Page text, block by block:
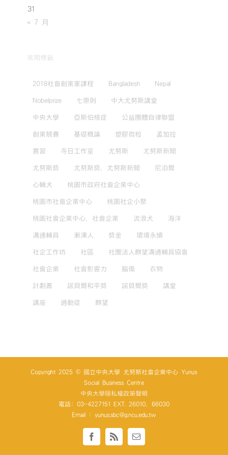
31
« 7 月
常用標籤
2018社會創業家課程 Bangladesh Nepal
Nobelprize 七原則 中大尤努斯講堂
中央大學 亞斯伯格症 公益團體自律聯盟
創業競賽 基礎概論 塑膠微粒 孟加拉
實習 寺日工作室 尤努斯 尤努斯新聞
尤努斯獎 尤努斯獎，尤努斯新聞 尼泊爾
心輔犬 桃園市政府社會企業中心
桃園市社會企業中心 桃園社企小聚
桃園社會企業中心，社會企業 流浪犬 海洋
溝通輔具 漸凍人 獎金 環境永續
社企工作坊 社區 社團法人麒望溝通輔具協會
社會企業 社會影響力 腦傷 衣物
計劃書 諾貝爾和平獎 諾貝爾獎 講堂
講座 過動症 麒望
Copyright 2025 © 國立中央大學 尤努斯社會企業中心 Yunus
Social Business Centre
中央大學隱私權政策聲明
電話: 03-4227151 EXT. 26010、66030
Email : yunus.sbc@g.ncu.edu.tw
Facebook
Rss Email: